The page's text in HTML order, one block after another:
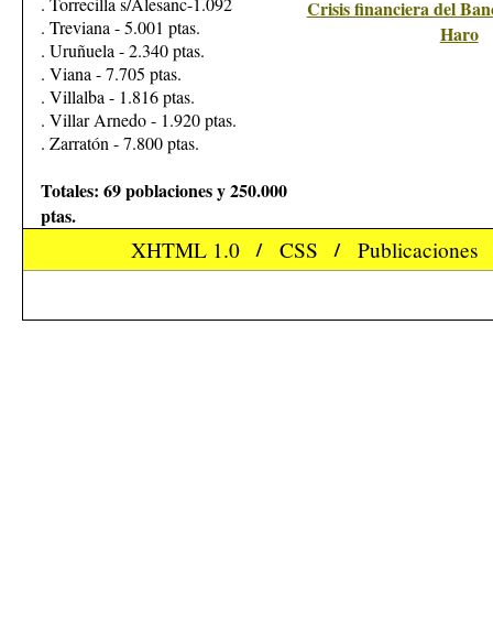
. Treviana - 5.001 ptas.
. Uruñuela - 2.340 ptas.
. Viana - 7.705 ptas.
. Villalba - 1.816 ptas.
. Villar Arnedo - 1.920 ptas.
. Zarratón - 7.800 ptas.
Totales: 69 poblaciones y 250.000
ptas.
Crisis financiera del
Haro
XHTML 1.0 / CSS / Publicaciones